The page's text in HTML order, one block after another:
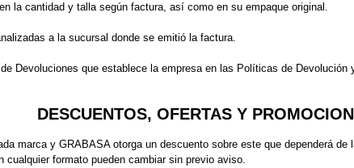
la cantidad y talla según factura, así como en su empaque original.
a la sucursal donde se emitió la factura.
Devoluciones que establece la empresa en las Políticas de
DESCUENTOS, OFERTAS Y
marca y GRABASA otorga un descuento sobre este que dependerá
formato pueden cambiar sin previo aviso.